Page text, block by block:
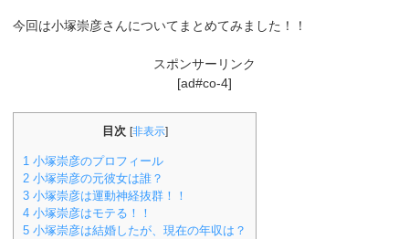
今回は小塚崇彦さんについてまとめてみました！！
スポンサーリンク
[ad#co-4]
目次 [非表示]
1 小塚崇彦のプロフィール
2 小塚崇彦の元彼女は誰？
3 小塚崇彦は運動神経抜群！！
4 小塚崇彦はモテる！！
5 小塚崇彦は結婚したが、現在の年収は？